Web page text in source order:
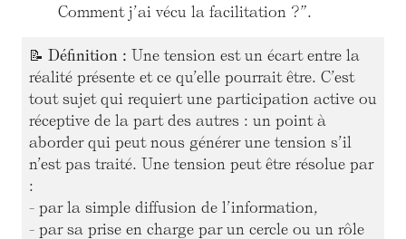
Comment j’ai vécu la facilitation ?”.
📝 Définition : Une tension est un écart entre la
réalité présente et ce qu’elle pourrait être. C’est
tout sujet qui requiert une participation active ou
réceptive de la part des autres : un point à
aborder qui peut nous générer une tension s’il
n’est pas traité. Une tension peut être résolue par
:
- par la simple diffusion de l’information,
- par sa prise en charge par un cercle ou un rôle